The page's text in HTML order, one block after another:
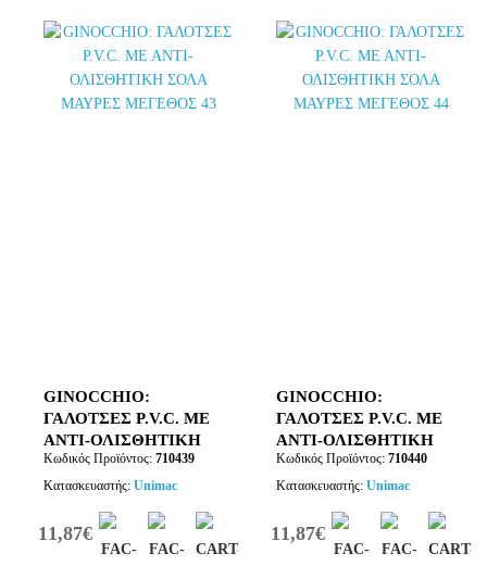
GINOCCHIO:
ΓΑΛΟΤΣΕΣ P.V.C. ΜΕ
ΑΝΤΙ-ΟΛΙΣΘΗΤΙΚΗ
ΣΟΛΑ ΜΑΥΡΕΣ
ΜΕΓΕΘΟΣ 43
Κωδικός Προϊόντος: 710439
Κατασκευαστής: Unimac
11,87€
GINOCCHIO:
ΓΑΛΟΤΣΕΣ P.V.C. ΜΕ
ΑΝΤΙ-ΟΛΙΣΘΗΤΙΚΗ
ΣΟΛΑ ΜΑΥΡΕΣ
ΜΕΓΕΘΟΣ 44
Κωδικός Προϊόντος: 710440
Κατασκευαστής: Unimac
11,87€